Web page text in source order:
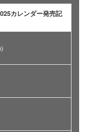
カレンダー発売記